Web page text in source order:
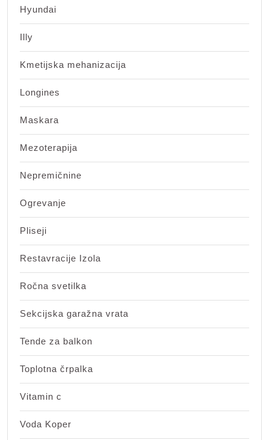
Hyundai
Illy
Kmetijska mehanizacija
Longines
Maskara
Mezoterapija
Nepremičnine
Ogrevanje
Pliseji
Restavracije Izola
Ročna svetilka
Sekcijska garažna vrata
Tende za balkon
Toplotna črpalka
Vitamin c
Voda Koper